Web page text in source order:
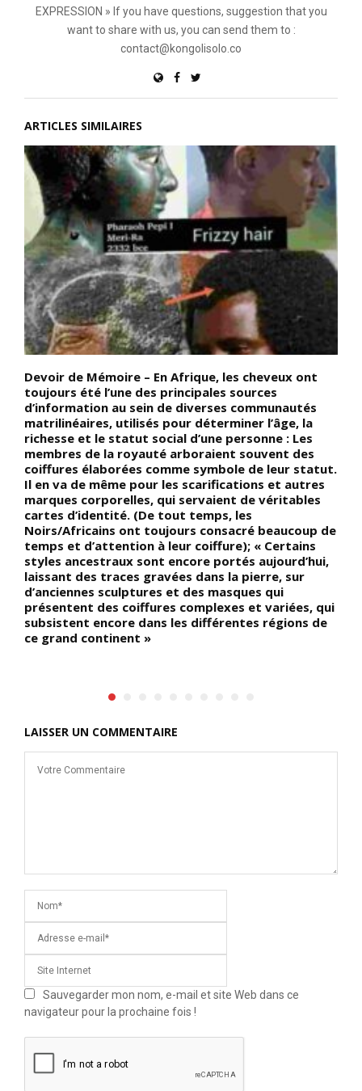
EXPRESSION » If you have questions, suggestion that you
want to share with us, you can send them to :
contact@kongolisolo.co
ARTICLES SIMILAIRES
Devoir de Mémoire – En Afrique, les cheveux ont
toujours été l’une des principales sources
d’information au sein de diverses communautés
matrilinéaires, utilisés pour déterminer l’âge, la
richesse et le statut social d’une personne : Les
membres de la royauté arboraient souvent des
coiffures élaborées comme symbole de leur statut.
Il en va de même pour les scarifications et autres
marques corporelles, qui servaient de véritables
cartes d’identité. (De tout temps, les
Noirs/Africains ont toujours consacré beaucoup de
temps et d’attention à leur coiffure); « Certains
styles ancestraux sont encore portés aujourd’hui,
laissant des traces gravées dans la pierre, sur
d’anciennes sculptures et des masques qui
présentent des coiffures complexes et variées, qui
subsistent encore dans les différentes régions de
ce grand continent »
LAISSER UN COMMENTAIRE
Sauvegarder mon nom, e-mail et site Web dans ce
navigateur pour la prochaine fois !